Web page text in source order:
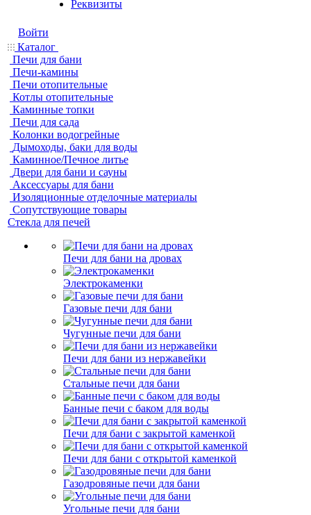
Реквизиты
Войти
Каталог
Печи для бани
Печи-камины
Печи отопительные
Котлы отопительные
Каминные топки
Печи для сада
Колонки водогрейные
Дымоходы, баки для воды
Каминное/Печное литье
Двери для бани и сауны
Аксессуары для бани
Изоляционные отделочные материалы
Сопутствующие товары
Стекла для печей
Печи для бани на дровах
Электрокаменки
Газовые печи для бани
Чугунные печи для бани
Печи для бани из нержавейки
Стальные печи для бани
Банные печи с баком для воды
Печи для бани с закрытой каменкой
Печи для бани с открытой каменкой
Газодровяные печи для бани
Угольные печи для бани